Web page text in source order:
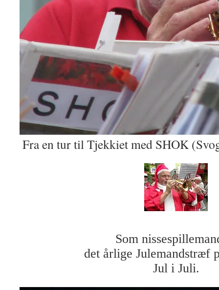
Fra en tur til Tjekkiet med SHOK
Som
det årlige Julemandstræf
Jul i Juli.